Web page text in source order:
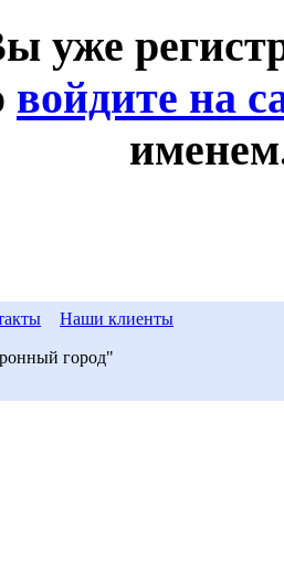
уже
войдите на
Наши клиенты
город"